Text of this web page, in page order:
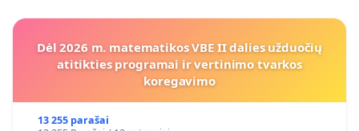
Dėl 2026 m. matematikos VBE II dalies užduočių
atitikties programai ir vertinimo tvarkos
koregavimo
13 255 parašai